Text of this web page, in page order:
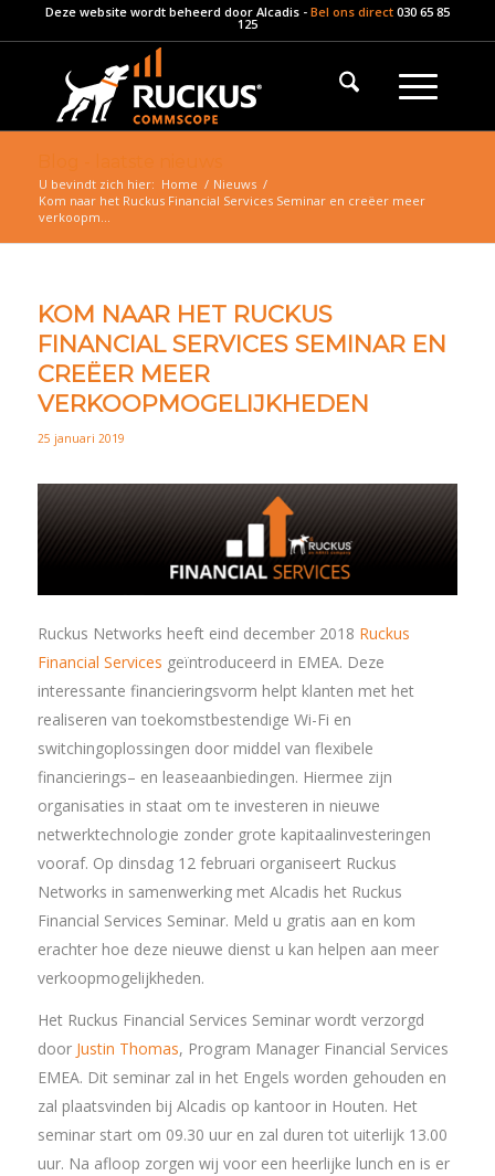
Deze website wordt beheerd door Alcadis- Bel ons direct 030 65 85
125
U bevindt zich hier: Home / Nieuws /
Kom naar het Ruckus Financial Services Seminar en creëer meer
verkoopm...
KOM NAAR HET RUCKUS
FINANCIAL SERVICES SEMINAR EN
CREËER MEER
VERKOOPMOGELIJKHEDEN
25 januari 2019
Ruckus Networks heeft eind december 2018 Ruckus
Financial Services geïntroduceerd in EMEA. Deze
interessante financieringsvorm helpt klanten met het
realiseren van toekomstbestendige Wi-Fi en
switchingoplossingen door middel van flexibele
financierings– en leaseaanbiedingen. Hiermee zijn
organisaties in staat om te investeren in nieuwe
netwerktechnologie zonder grote kapitaalinvesteringen
vooraf. Op dinsdag 12 februari organiseert Ruckus
Networks in samenwerking met Alcadis het Ruckus
Financial Services Seminar. Meld u gratis aan en kom
erachter hoe deze nieuwe dienst u kan helpen aan meer
verkoopmogelijkheden.
Het Ruckus Financial Services Seminar wordt verzorgd
door Justin Thomas, Program Manager Financial Services
EMEA. Dit seminar zal in het Engels worden gehouden en
zal plaatsvinden bij Alcadis op kantoor in Houten. Het
seminar start om 09.30 uur en zal duren tot uiterlijk 13.00
uur. Na afloop zorgen wij voor een heerlijke lunch en is er